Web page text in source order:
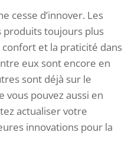
cesse d’innover. Les
produits toujours plus
et la praticité dans
eux sont encore en
sont déjà sur le
vous pouvez aussi en
actualiser votre
innovations pour la